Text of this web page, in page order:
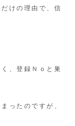
けの理由で、信
、登録Ｎｏと巣
ったのですが、